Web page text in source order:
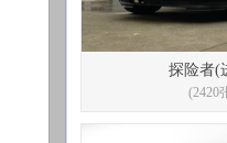
探险者(
(2420